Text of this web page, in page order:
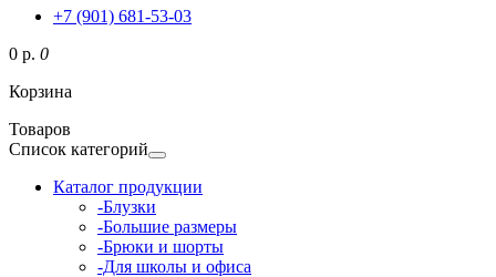
+7 (901) 681-53-03
0 р. 0
Корзина
Товаров
Список категорий
Каталог продукции
-Блузки
-Большие размеры
-Брюки и шорты
-Для школы и офиса